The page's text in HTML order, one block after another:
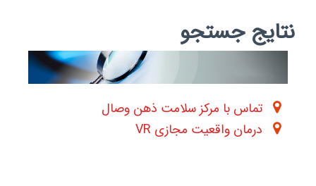
نتایج جستجو
تماس با مرکز سلامت ذهن وصال
درمان واقعیت مجازی VR